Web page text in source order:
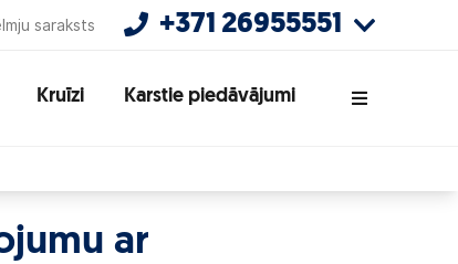
saraksts +371 26955551
Kruīzi Karstie piedāvājumi
ar